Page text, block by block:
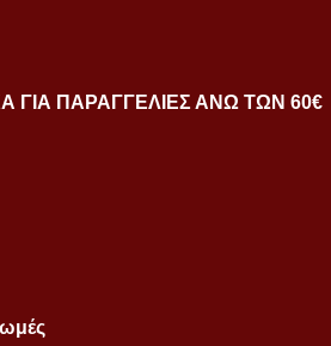
ΓΙΑ ΠΑΡΑΓΓΕΛΙΕΣ ΑΝΩ ΤΩΝ 60€